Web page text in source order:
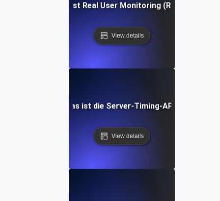
Was ist Real User Monitoring (RUM)?
View details
Was ist die Server-Timing-API?
View details